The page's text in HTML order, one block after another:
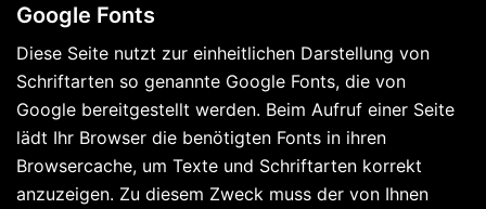
Google Fonts
Diese Seite nutzt zur einheitlichen Darstellung von
Schriftarten so genannte Google Fonts, die von
Google bereitgestellt werden. Beim Aufruf einer Seite
lädt Ihr Browser die benötigten Fonts in ihren
Browsercache, um Texte und Schriftarten korrekt
anzuzeigen. Zu diesem Zweck muss der von Ihnen